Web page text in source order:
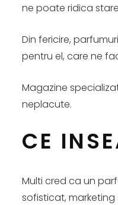
ne poate ridica
Din fericire,
pentru el, care ne
Magazine
neplacute.
CE
Multi cred ca un
sofisticat,